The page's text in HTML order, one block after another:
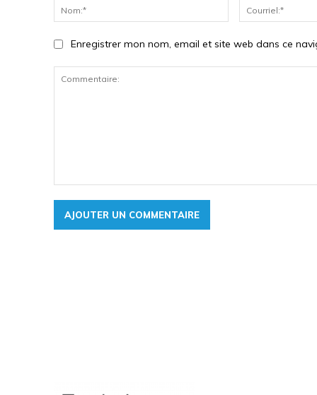
Enregistrer mon nom, email et site web dans ce